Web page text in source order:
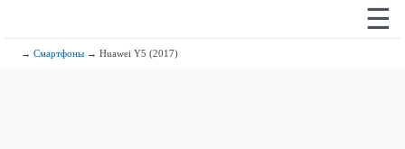
☰
→Смартфоны → Huawei Y5 (2017)